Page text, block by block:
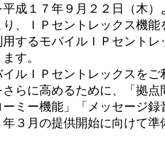
平成１７年９月２２日（木）
、ＩＰセントレックス機能
用するモバイルＩＰセントレ
す。
ルＩＰセントレックスをご
らに高めるために、「拠点
ミー機能」「メッセージ録
３月の提供開始に向けて準